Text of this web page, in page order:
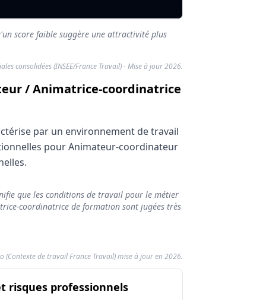
score faible suggère une attractivité plus
consolidées (INSEE/France Travail) - Mise à jour 2026.
/ Animatrice-coordinatrice
par un environnement de travail
pour Animateur-coordinateur
Note de confort
que les conditions de travail pour le métier
coordinatrice de formation sont jugées très
(Contexte de travail France Travail) mise à jour en 2026.
2026)
la pénibilitéde formation
risques professionnelsdu métier Animateur-